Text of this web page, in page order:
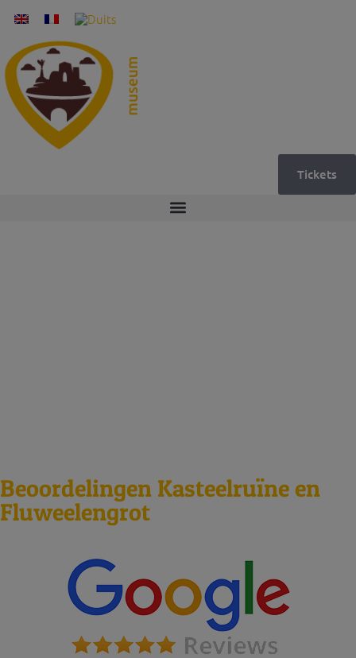
Tickets
Beoordelingen Kasteelruïne en
Fluweelengrot